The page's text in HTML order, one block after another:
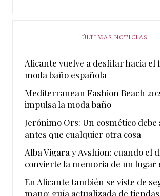
ÚLTIMAS NOTICIAS
Alicante vuelve a desfilar hacia el
moda baño española
Mediterranean Fashion Beach
impulsa la moda baño
Jerónimo Ors: Un cosmético
antes que cualquier otra cosa
Alba Vigara y Avshion: cuando el
convierte la memoria de un lugar
En Alicante también se viste de
mano: guía actualizada de